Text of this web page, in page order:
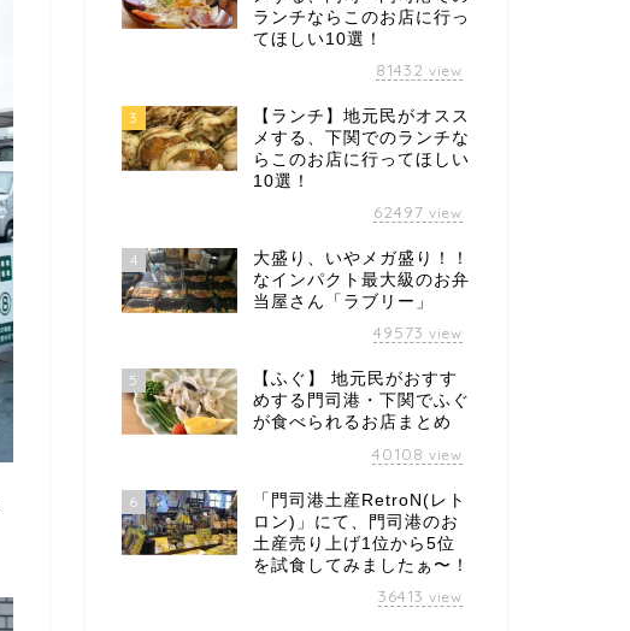
ランチならこのお店に行っ
てほしい10選！
81432 view
3
【ランチ】地元民がオスス
メする、下関でのランチな
らこのお店に行ってほしい
10選！
62497 view
4
大盛り、いやメガ盛り！！
なインパクト最大級のお弁
当屋さん「ラブリー」
49573 view
5
【ふぐ】 地元民がおすす
めする門司港・下関でふぐ
が食べられるお店まとめ
40108 view
6
「門司港土産RetroN(レト
ロン)」にて、門司港のお
土産売り上げ1位から5位
を試食してみましたぁ〜！
36413 view